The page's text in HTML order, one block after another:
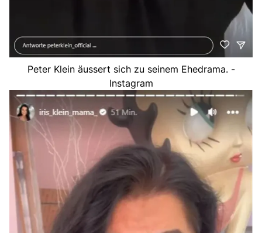
Peter Klein äussert sich zu seinem Ehedrama. -
Instagram